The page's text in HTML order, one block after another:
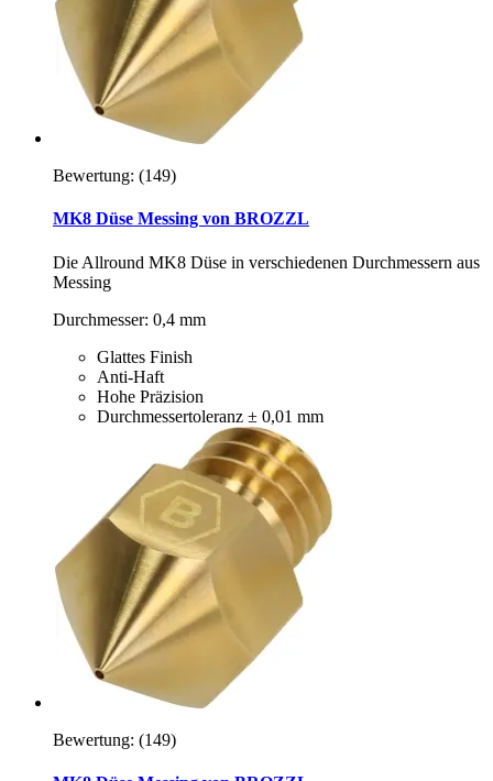
Bewertung: (149)
MK8 Düse Messing von BROZZL
Die Allround MK8 Düse in verschiedenen Durchmessern aus
Messing
Durchmesser: 0,4 mm
Glattes Finish
Anti-Haft
Hohe Präzision
Durchmessertoleranz ± 0,01 mm
Bewertung: (149)